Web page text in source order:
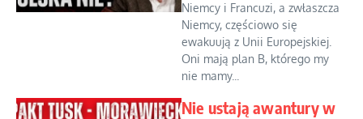
Niemcy i Francuzi, a zwłaszcza
Niemcy, częściowo się
ewakuują z Unii Europejskiej.
Oni mają plan B, którego my
nie mamy...
Nie ustają awantury w